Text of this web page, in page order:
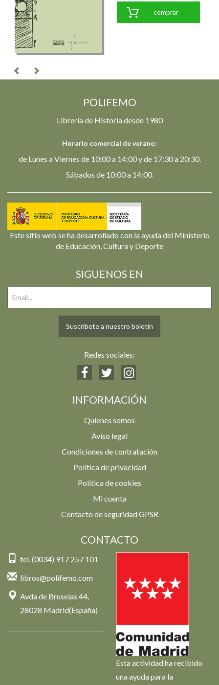
comprar
POLIFEMO
Librería de Historia desde 1980
Horario comercial de verano:
de Lunes a Viernes de 10:00 a 14:00 y de 17:30 a 20:30.
Sábados de 10:00 a 14:00.
Este sitio web se ha desarrollado con la ayuda del Ministerio
de Educación, Cultura y Deporte
SIGUENOS EN
Suscríbete a nuestro boletín
Redes sociales:
INFORMACIÓN
Quienes somos
Aviso legal
Condiciones de contratación
Política de privacidad
Política de cookies
Mi cuenta
Contacto de seguridad GPSR
CONTACTO
tel. (0034) 917 257 101
libros@polifemo.com
Avda de Bruselas 44,
28028 Madrid(España)
Esta actividad ha recibido
una ayuda para la